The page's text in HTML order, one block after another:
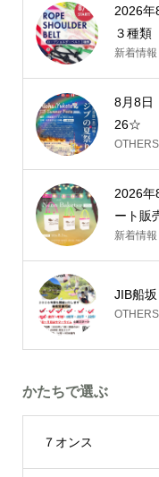
2026年
３種類
新着情報
8月8日
26☆
OTHERS
2026年
ート販
新着情報
JIB船
OTHERS
かたちで選ぶ
７オンス